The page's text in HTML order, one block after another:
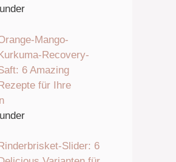
Mango-
Recovery-
6 Amazing
für Ihre
Slider: 6